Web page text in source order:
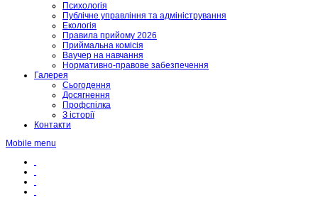
Психологія
Публічне управління та адміністрування
Екологія
Правила прийому 2026
Приймальна комісія
Ваучер на навчання
Нормативно-правове забезпечення
Галерея
Сьогодення
Досягнення
Профспілка
З історії
Контакти
Mobile menu